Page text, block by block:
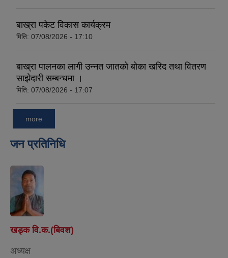
बाख्रा पकेट विकास कार्यक्रम
मिति: 07/08/2026 - 17:10
बाख्रा पालनका लागी उन्नत जातको बोका खरिद तथा वितरण
साझेदारी सम्बन्धमा ।
मिति: 07/08/2026 - 17:07
more
जन प्रतिनिधि
खड्क वि.क.(बिवश)
अध्यक्ष